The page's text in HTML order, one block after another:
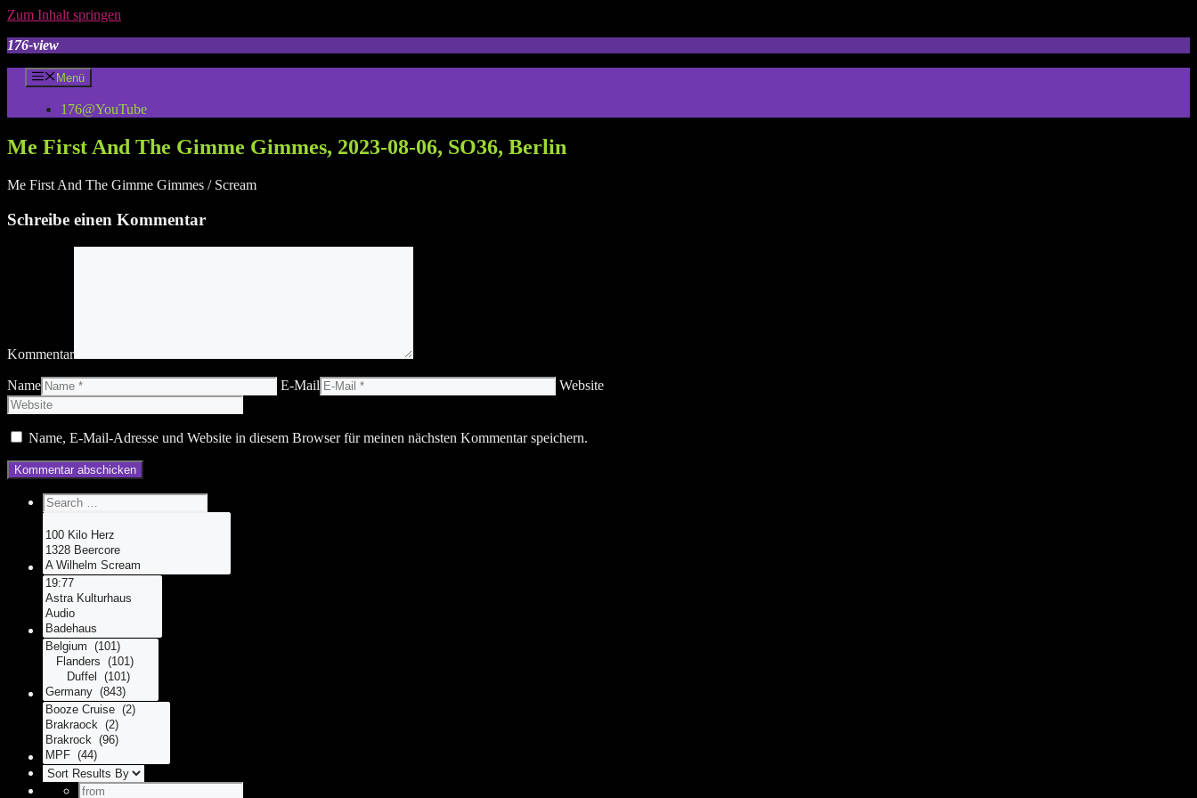
Zum Inhalt springen
176-view
Menü
176@YouTube
Me First And The Gimme Gimmes, 2023-08-06, SO36, Berlin
Me First And The Gimme Gimmes / Scream
Schreibe einen Kommentar
Kommentar
Name E-Mail Website
Name, E-Mail-Adresse und Website in diesem Browser für meinen nächsten Kommentar speichern.